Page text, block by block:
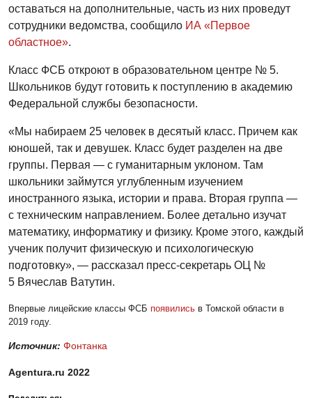
оставаться на дополнительные, часть из них проведут
сотрудники ведомства, сообщило ИА «Первое
областное».
Класс ФСБ откроют в образовательном центре № 5.
Школьников будут готовить к поступлению в академию
Федеральной службы безопасности.
«Мы набираем 25 человек в десятый класс. Причем как
юношей, так и девушек. Класс будет разделен на две
группы. Первая — с гуманитарным уклоном. Там
школьники займутся углубленным изучением
иностранного языка, истории и права. Вторая группа —
с техническим направлением. Более детально изучат
математику, информатику и физику. Кроме этого, каждый
ученик получит физическую и психологическую
подготовку», — рассказал пресс-секретарь ОЦ №
5 Вячеслав Ватутин.
Впервые лицейские классы ФСБ появились в Томской области в
2019 году.
Источник: Фонтанка
Agentura.ru 2022